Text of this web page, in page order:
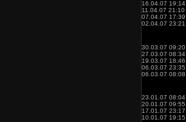
16.04.07 19:14
11.04.07 21:10
07.04.07 17:39
02.04.07 23:21
30.03.07 09:20
27.03.07 08:34
19.03.07 18:46
06.03.07 23:35
06.03.07 08:08
23.01.07 08:04
20.01.07 09:55
17.01.07 23:17
10.01.07 19:15